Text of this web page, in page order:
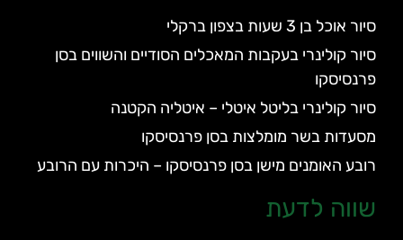
סיור אוכל בן 3 שעות בצפון ברקלי
סיור קולינרי בעקבות המאכלים הסודיים והשווים בסן
פרנסיסקו
סיור קולינרי בליטל איטלי – איטליה הקטנה
מסעדות בשר מומלצות בסן פרנסיסקו
רובע האומנים מישן בסן פרנסיסקו – היכרות עם הרובע
שווה לדעת